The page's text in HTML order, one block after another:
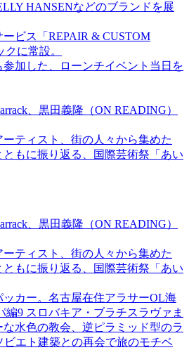
HANSENなどのブランドを展
ビス「REPAIR & CUSTOM
に常設。
加した、ローンチイベント当日を
、黒田義隆（ON READING）
ティスト、街の人々から集めた
もに振り返る、国際芸術祭「あい
、黒田義隆（ON READING）
ティスト、街の人々から集めた
もに振り返る、国際芸術祭「あい
カー。名古屋在住アラサーOL海
編9 スロバキア・ブラチスラヴァま
水色の教会、逆ピラミッド型のラ
ビエト建築との再会で旅のモチベ